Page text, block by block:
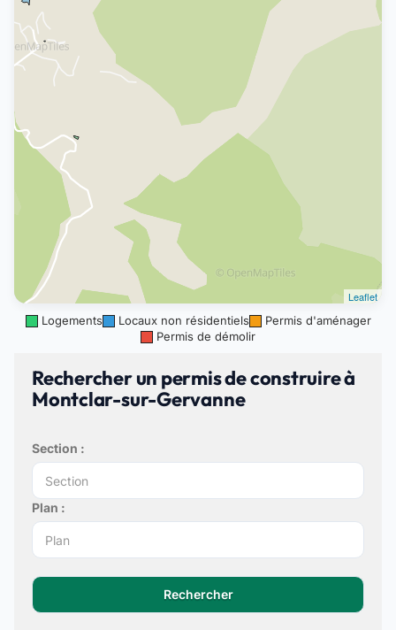
Leaflet
Logements
Locaux non résidentiels
Permis d'aménager
Permis de démolir
Rechercher un permis de construire à
Montclar-sur-Gervanne
Section :
Plan :
Rechercher